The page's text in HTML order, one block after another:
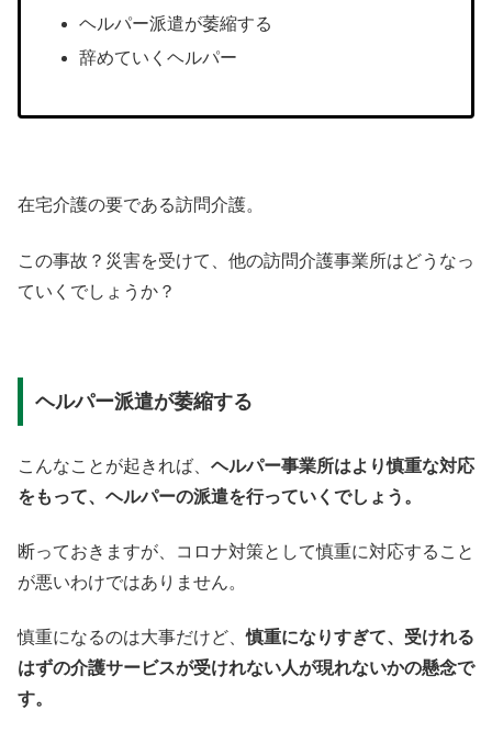
ヘルパー派遣が萎縮する
辞めていくヘルパー
在宅介護の要である訪問介護。
この事故？災害を受けて、他の訪問介護事業所はどうなっ
ていくでしょうか？
ヘルパー派遣が萎縮する
こんなことが起きれば、 ヘルパー事業所はより慎重な対応
をもって、ヘルパーの派遣を行っていくでしょう。
断っておきますが、コロナ対策として慎重に対応すること
が悪いわけではありません。
慎重になるのは大事だけど、慎重になりすぎて、受けれる
はずの介護サービスが受けれない人が現れないかの懸念で
す。